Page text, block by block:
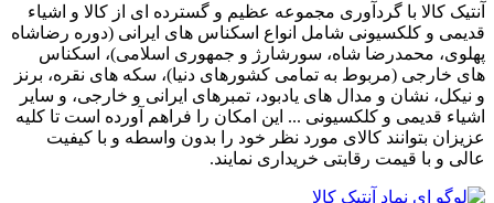
آنتیک کالا با گردآوری مجموعه عظیم و گسترده ای از کالا و اشیاء
قدیمی و کلکسیونی شامل انواع اسکناس های ایرانی (دوره رضاشاه
پهلوی، محمدرضا شاه، سورشارژ و جمهوری اسلامی)، اسکناس
های خارجی (مربوط به تمامی کشورهای دنیا)، سکه های نقره، برنز
و نیکل، نشان و مدال های یادبود، تمبرهای ایرانی و خارجی، و سایر
اشیاء قدیمی و کلکسیونی ... این امکان را فراهم آورده است تا کلیه
عزیزان بتوانند کالای مورد نظر خود را بدون واسطه و با کیفیت
عالی و با قیمت رقابتی خریداری نمایند.